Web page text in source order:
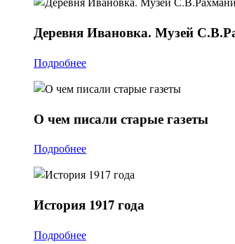
ДеревняИвановка. Музей
Подробнее
О чем писали старые газеты
Подробнее
История 1917 года
Подробнее